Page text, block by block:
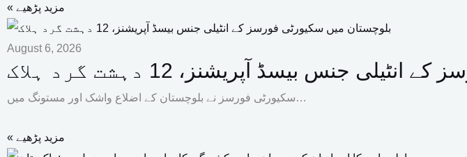
« مزید پڑھیے
August 6, 2026
جنس بیسڈ آپریشنز، 12 دہشت گرد ہلاک
سکیورٹی فورسز نے بلوچستان کے اضلاع واشک اور مستونگ میں…
« مزید پڑھیے